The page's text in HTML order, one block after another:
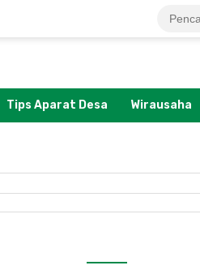
Tips Aparat Desa Wirausaha